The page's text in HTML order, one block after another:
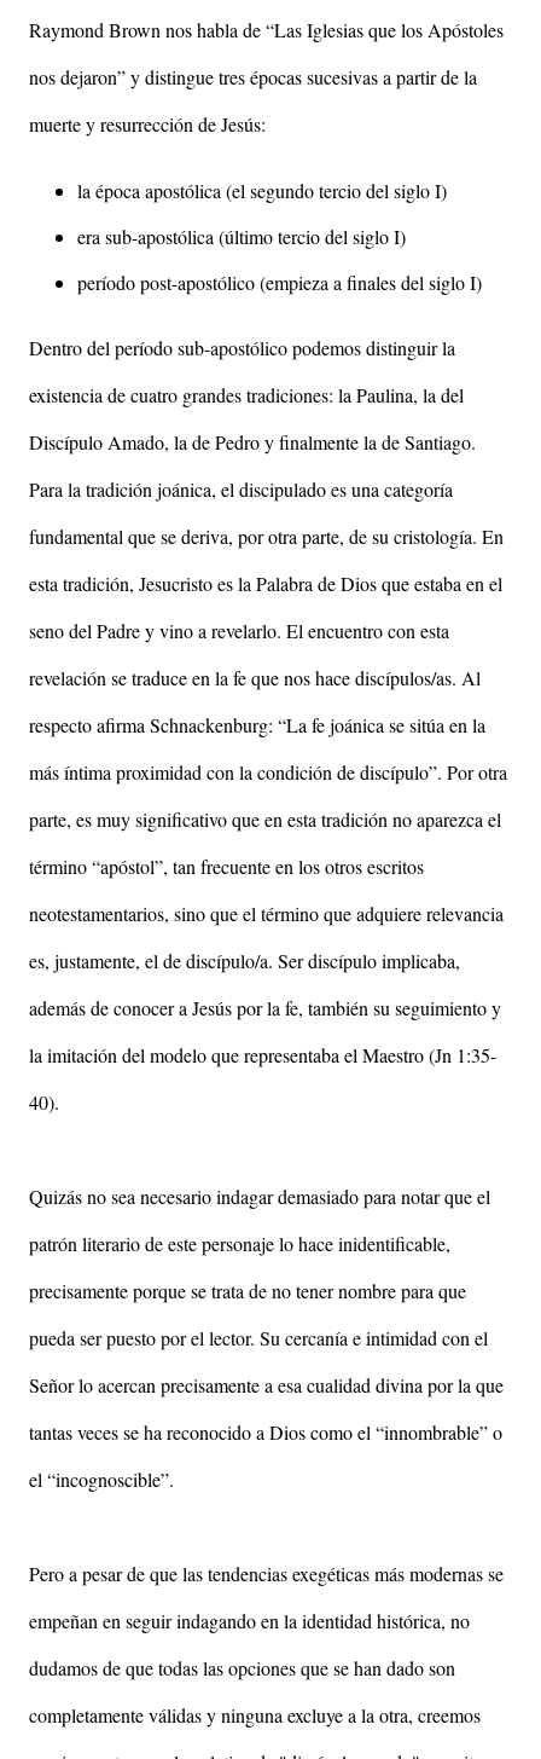
Raymond Brown nos habla de “Las Iglesias que los Apóstoles
nos dejaron” y distingue tres épocas sucesivas a partir de la
muerte y resurrección de Jesús:
la época apostólica (el segundo tercio del siglo I)
era sub-apostólica (último tercio del siglo I)
período post-apostólico (empieza a finales del siglo I)
Dentro del período sub-apostólico podemos distinguir la
existencia de cuatro grandes tradiciones: la Paulina, la del
Discípulo Amado, la de Pedro y finalmente la de Santiago.
Para la tradición joánica, el discipulado es una categoría
fundamental que se deriva, por otra parte, de su cristología. En
esta tradición, Jesucristo es la Palabra de Dios que estaba en el
seno del Padre y vino a revelarlo. El encuentro con esta
revelación se traduce en la fe que nos hace discípulos/as. Al
respecto afirma Schnackenburg: “La fe joánica se sitúa en la
más íntima proximidad con la condición de discípulo”. Por otra
parte, es muy significativo que en esta tradición no aparezca el
término “apóstol”, tan frecuente en los otros escritos
neotestamentarios, sino que el término que adquiere relevancia
es, justamente, el de discípulo/a. Ser discípulo implicaba,
además de conocer a Jesús por la fe, también su seguimiento y
la imitación del modelo que representaba el Maestro (Jn 1:35-
40).
Quizás no sea necesario indagar demasiado para notar que el
patrón literario de este personaje lo hace inidentificable,
precisamente porque se trata de no tener nombre para que
pueda ser puesto por el lector. Su cercanía e intimidad con el
Señor lo acercan precisamente a esa cualidad divina por la que
tantas veces se ha reconocido a Dios como el “innombrable” o
el “incognoscible”.
Pero a pesar de que las tendencias exegéticas más modernas se
empeñan en seguir indagando en la identidad histórica, no
dudamos de que todas las opciones que se han dado son
completamente válidas y ninguna excluye a la otra, creemos